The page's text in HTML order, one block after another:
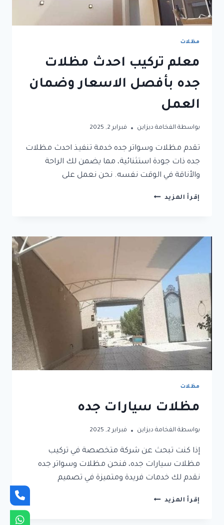
مظلات
معلم تركيب احدث مظلات
جده بأفصل الاسعار وضمان
العمل
بواسطة الفخامة ديزاين فبراير 2, 2025
تقدم مظلات وسواتر جده خدمة تنفيذ احدث مظلات
جده ذات جودة استثنائية، مما يضمن لك الراحة
والأناقة في الوقت نفسه. نحن نعمل على
إقرأ المزيد معلم
جده
بأفصل
وضمان
العمل
مظلات
مظلات سيارات جده
بواسطة الفخامة ديزاين فبراير 2, 2025
إذا كنت تبحث عن شركة متخصصة في تركيب
مظلات سيارات جده، فنحن مظلات وسواتر جده
نقدم لك خدمات فريدة ومتميزة في تصميم
إقرأ المزيد مظلات